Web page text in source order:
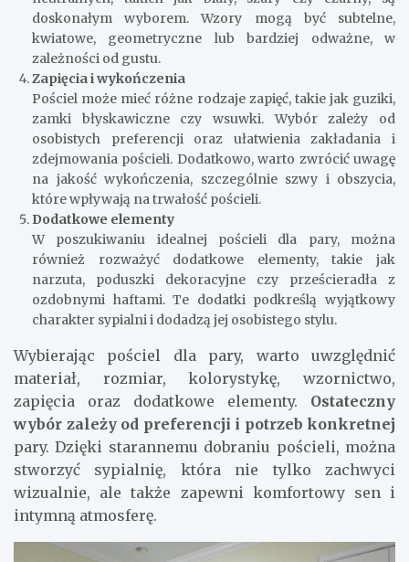
doskonałym wyborem. Wzory mogą być subtelne,
kwiatowe, geometryczne lub bardziej odważne, w
zależności od gustu.
Zapięcia i wykończenia
Pościel może mieć różne rodzaje zapięć, takie jak guziki,
zamki błyskawiczne czy wsuwki. Wybór zależy od
osobistych preferencji oraz ułatwienia zakładania i
zdejmowania pościeli. Dodatkowo, warto zwrócić uwagę
na jakość wykończenia, szczególnie szwy i obszycia,
które wpływają na trwałość pościeli.
Dodatkowe elementy
W poszukiwaniu idealnej pościeli dla pary, można
również rozważyć dodatkowe elementy, takie jak
narzuta, poduszki dekoracyjne czy prześcieradła z
ozdobnymi haftami. Te dodatki podkreślą wyjątkowy
charakter sypialni i dodadzą jej osobistego stylu.
Wybierając pościel dla pary, warto uwzględnić
materiał, rozmiar, kolorystykę, wzornictwo,
zapięcia oraz dodatkowe elementy. Ostateczny
wybór zależy od preferencji i potrzeb konkretnej
pary. Dzięki starannemu dobraniu pościeli, można
stworzyć sypialnię, która nie tylko zachwyci
wizualnie, ale także zapewni komfortowy sen i
intymną atmosferę.